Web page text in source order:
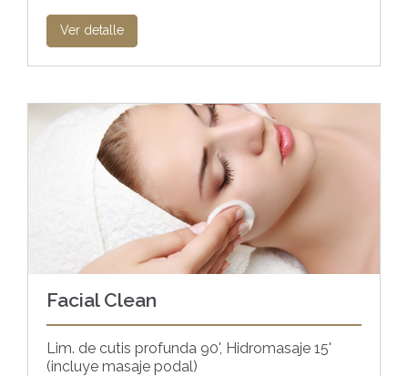
Ver detalle
Facial Clean
Lim. de cutis profunda 90', Hidromasaje 15'
(incluye masaje podal)